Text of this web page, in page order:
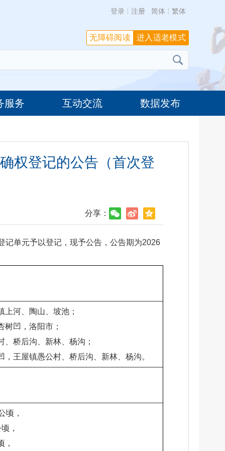
登录 注册 简体 繁体
服务 互动交流 数据发布
进入适老模式
无障碍阅读
权登记的公告（首次登
分享：
记单元予以登记，现予公告，公告期为2026
上河、陶山、坡池；
树凹，洛阳市；
桥后沟、新林、杨沟；
，王屋镇愚公村、桥后沟、新林、杨沟。
顷，
，
，